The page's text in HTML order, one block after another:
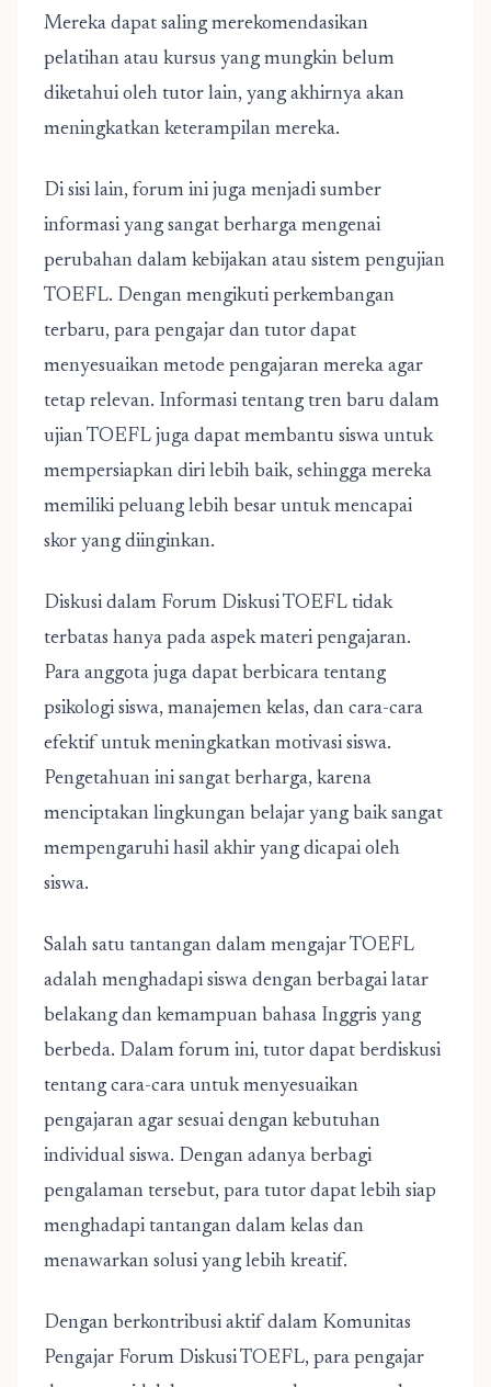
Mereka dapat saling merekomendasikan
pelatihan atau kursus yang mungkin belum
diketahui oleh tutor lain, yang akhirnya akan
meningkatkan keterampilan mereka.
Di sisi lain, forum ini juga menjadi sumber
informasi yang sangat berharga mengenai
perubahan dalam kebijakan atau sistem pengujian
TOEFL. Dengan mengikuti perkembangan
terbaru, para pengajar dan tutor dapat
menyesuaikan metode pengajaran mereka agar
tetap relevan. Informasi tentang tren baru dalam
ujian TOEFL juga dapat membantu siswa untuk
mempersiapkan diri lebih baik, sehingga mereka
memiliki peluang lebih besar untuk mencapai
skor yang diinginkan.
Diskusi dalam Forum Diskusi TOEFL tidak
terbatas hanya pada aspek materi pengajaran.
Para anggota juga dapat berbicara tentang
psikologi siswa, manajemen kelas, dan cara-cara
efektif untuk meningkatkan motivasi siswa.
Pengetahuan ini sangat berharga, karena
menciptakan lingkungan belajar yang baik sangat
mempengaruhi hasil akhir yang dicapai oleh
siswa.
Salah satu tantangan dalam mengajar TOEFL
adalah menghadapi siswa dengan berbagai latar
belakang dan kemampuan bahasa Inggris yang
berbeda. Dalam forum ini, tutor dapat berdiskusi
tentang cara-cara untuk menyesuaikan
pengajaran agar sesuai dengan kebutuhan
individual siswa. Dengan adanya berbagi
pengalaman tersebut, para tutor dapat lebih siap
menghadapi tantangan dalam kelas dan
menawarkan solusi yang lebih kreatif.
Dengan berkontribusi aktif dalam Komunitas
Pengajar Forum Diskusi TOEFL, para pengajar